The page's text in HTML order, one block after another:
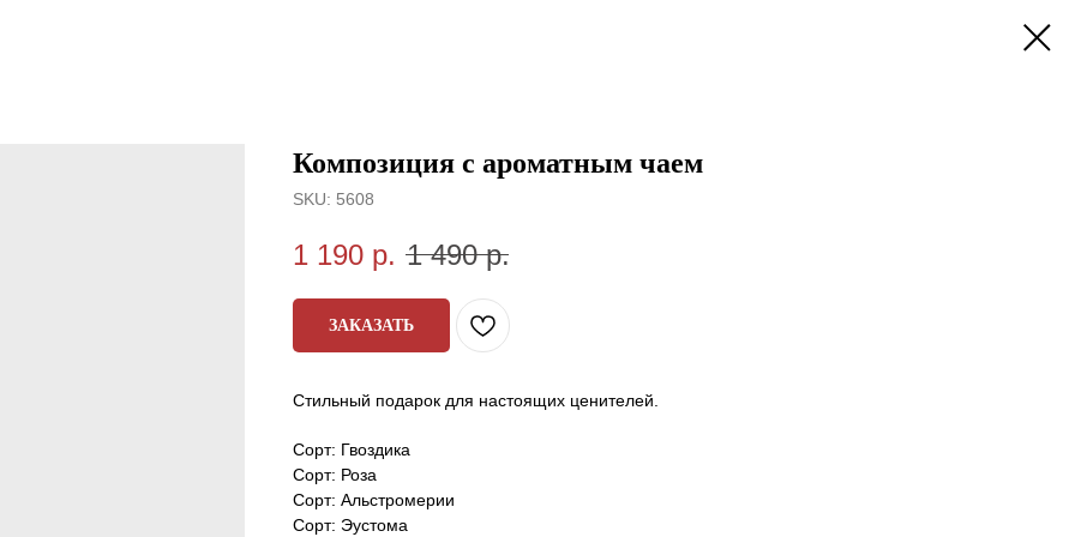
Композиция с ароматным чаем
SKU: 5608
1 190 р. 1 490 р.
ЗАКАЗАТЬ
Стильный подарок для настоящих ценителей.
Сорт: Гвоздика
Сорт: Роза
Сорт: Альстромерии
Сорт: Эустома